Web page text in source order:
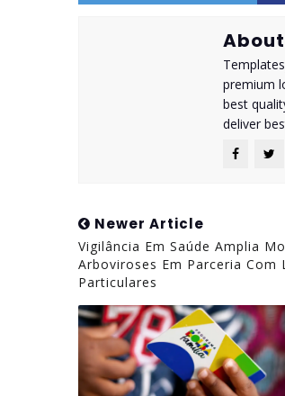
premium
best
deliver
Newer Article
Vigilância Em Saúde Amplia
Arboviroses Em Parceria Com
Particulares